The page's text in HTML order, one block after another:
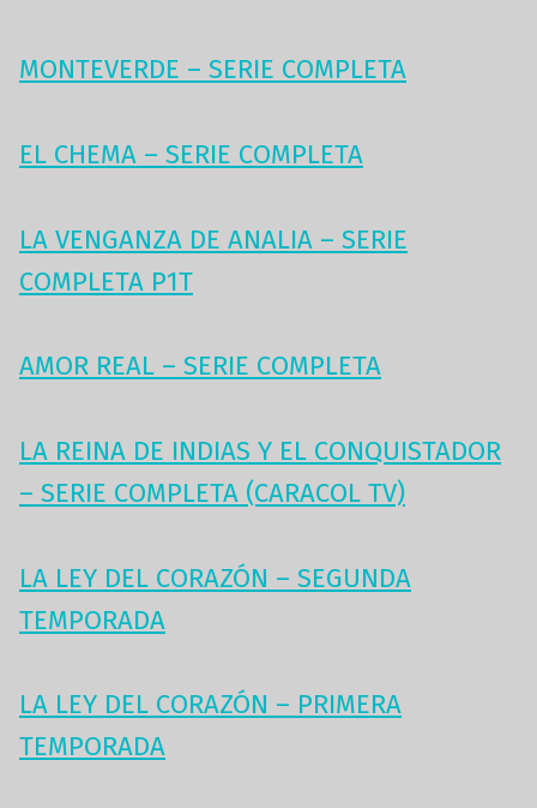
MONTEVERDE – SERIE COMPLETA
EL CHEMA – SERIE COMPLETA
LA VENGANZA DE ANALIA – SERIE
COMPLETA P1T
AMOR REAL – SERIE COMPLETA
LA REINA DE INDIAS Y EL CONQUISTADOR
– SERIE COMPLETA (CARACOL TV)
LA LEY DEL CORAZÓN – SEGUNDA
TEMPORADA
LA LEY DEL CORAZÓN – PRIMERA
TEMPORADA